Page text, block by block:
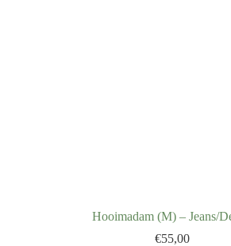
Hooimadam (M) – Jeans/
€55,00